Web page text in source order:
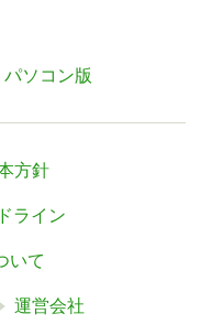
パソコン版
方針
ライン
いて
運営会社